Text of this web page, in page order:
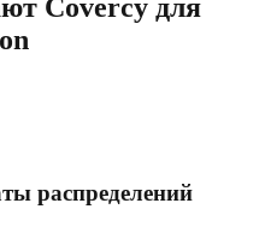
Covercy для
распределений